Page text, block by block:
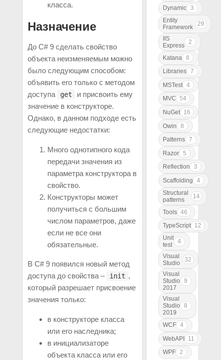
класса.
Назначение
До C# 9 сделать свойство
объекта неизменяемым можно
было следующим способом:
объявить его только с методом
доступа
get
и присвоить ему
значение в конструкторе.
Однако, в данном подходе есть
следующие недостатки:
Много однотипного кода
передачи значения из
параметра конструктора в
свойство.
Конструкторы может
получиться с большим
числом параметров, даже
если не все они
обязательные.
В C# 9 появился новый метод
доступа до свойства –
init ,
который разрешает присвоение
значения только:
в конструкторе класса
или его наследника;
в инициализаторе
объекта класса или его
Dynamic 3
Entity
Framework
29
IIS
Express
2
Katana
8
Libraries 7
MSTest 4
MVC 54
NuGet 16
Owin
8
Patterns 7
Razor 5
Reflection
3
Scaffolding
4
Structural
patterns
14
Tools 46
TypeScript 12
Unit
test
4
Visual
Studio
32
Visual
Studio
2017
9
Visual
Studio
2019
8
WCF 4
WebAPI
11
WPF 2